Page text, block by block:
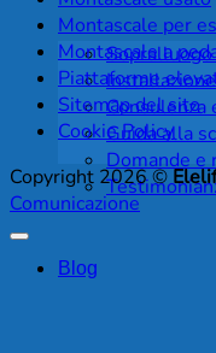
Consulenza
Guida alla
Domande e
Blog
Montascale per
Montascale a
Piattaforme
Sitemap del sito
Cookie Policy
Copyright 2026 ©
Comunicazione